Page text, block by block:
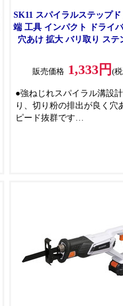
SK11 スパイラルステップ
端 工具 インパクト ドライ
穴あけ 拡大 バリ取り ステ
販売価格 1,333円(
●強ねじれスパイラル溝設
り、切り粉の排出が良く穴
ピード抜群です
熱性に優れ、長寿命です